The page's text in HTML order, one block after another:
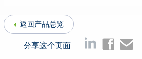
返回产品总览
分享这个页面